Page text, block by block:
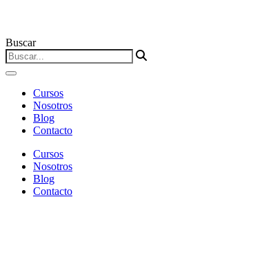
Buscar
Cursos
Nosotros
Blog
Contacto
Cursos
Nosotros
Blog
Contacto